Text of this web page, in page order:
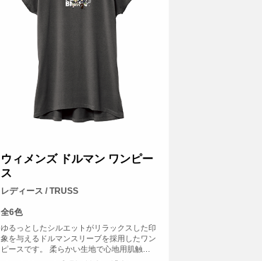
ウィメンズ ドルマン ワンピー
ス
レディース / TRUSS
全6色
ゆるっとしたシルエットがリラックスした印
象を与えるドルマンスリーブを採用したワン
ピースです。 柔らかい生地で心地用肌触り